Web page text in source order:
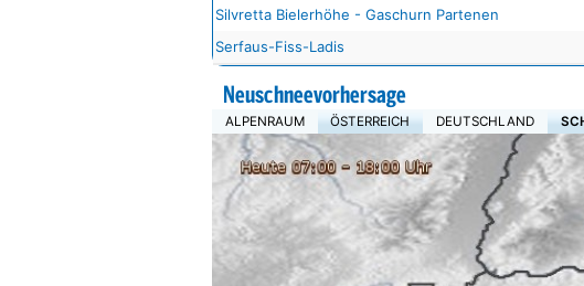
Silvretta Bielerhöhe - Gaschurn Partenen
Serfaus-Fiss-Ladis
Neuschneevorhersage
ALPENRAUM ÖSTERREICH DEUTSCHLAND